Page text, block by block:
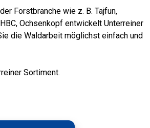
Forstbranche wie z. B. Tajfun,
Ochsenkopf entwickelt Unterreiner
die Waldarbeit möglichst einfach und
Sortiment.